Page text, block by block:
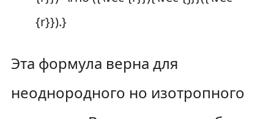
Эта формула верна для
неоднородного но изотропного